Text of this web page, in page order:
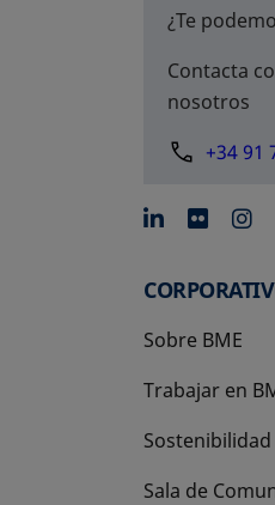
¿Te
Contacta
nosotros
+34 91
se se
Sobre BME
Trabajar en
Sostenibilidad
Sala de